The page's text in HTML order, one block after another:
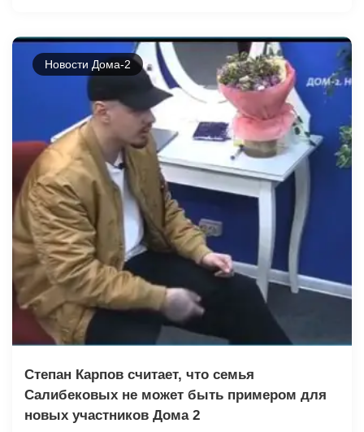
Новости Дома-2
Степан Карпов считает, что семья
Салибековых не может быть примером для
новых участников Дома 2